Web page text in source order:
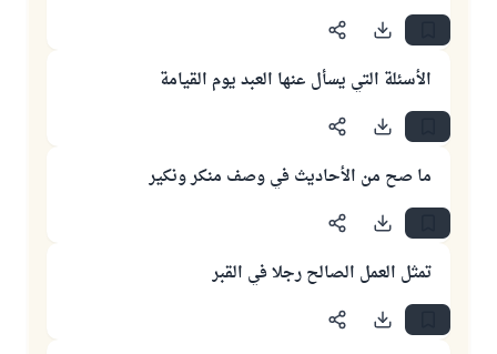
الأسئلة التي يسأل عنها العبد يوم القيامة
ما صح من الأحاديث في وصف منكر ونكير
تمثل العمل الصالح رجلا في القبر